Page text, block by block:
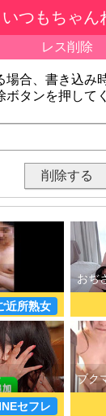
いつもちゃん
レス削除
場合、書き込み
ボタンを押して
近所熟女
セフレ